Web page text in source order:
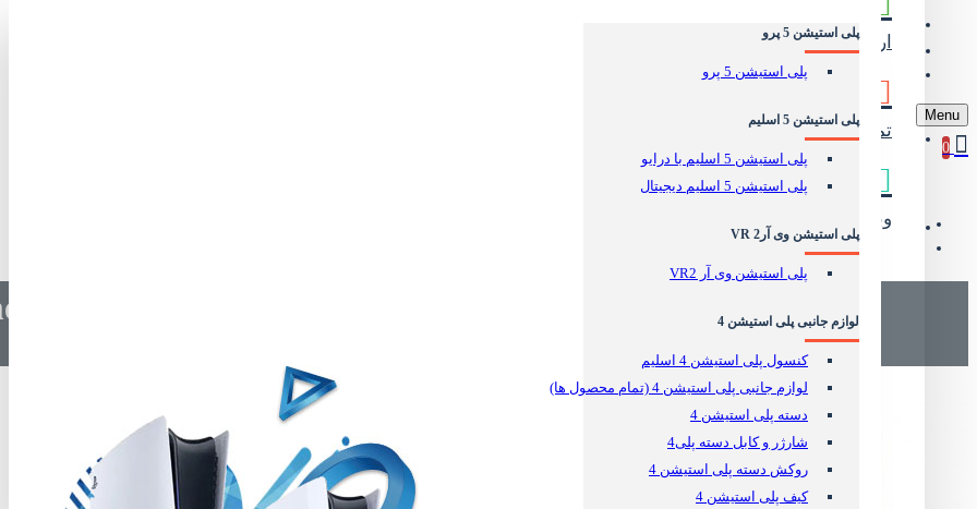
ارسال سریع و امن
تماس مستقیمجهت رفع مشکلات
وبلاگ دریم کالا
پلی استیشن 5 پرو
پلی استیشن 5 پرو
پلی استیشن 5 اسلیم
پلی استیشن 5 اسلیم با درایو
پلی استیشن 5 اسلیم دیجیتال
پلی استیشن وی آر2 VR
پلی استیشن وی آر VR2
لوازم جانبی پلی استیشن 4
کنسول پلی استیشن 4 اسلیم
لوازم جانبی پلی استیشن 4 (تمام محصول ها)
دسته پلی استیشن 4
شارژر و کابل دسته پلی4
روکش دسته پلی استیشن 4
کیف پلی استیشن 4
تماس با ما
Menu
0
Call The Attack Squad PS5